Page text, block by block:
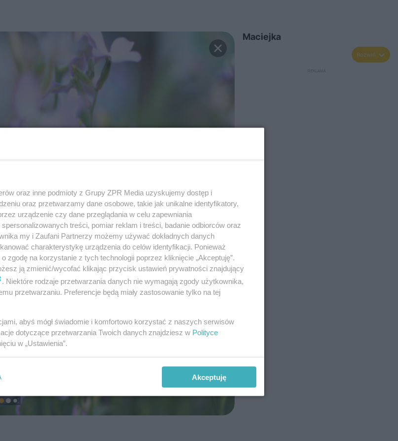
Maciejka
Rozwiń
oraz inne podmioty z Grupy ZPR Media uzyskujemy dostęp i
oraz przetwarzamy dane osobowe, takie jak unikalne identyfikatory,
urządzenie czy dane przeglądania w celu zapewniania
treści, pomiar reklam i treści, badanie odbiorców oraz
my i Zaufani Partnerzy możemy używać dokładnych danych
charakterystykę urządzenia do celów identyfikacji. Ponieważ
zgodę na korzystanie z tych technologii poprzez kliknięcie „Akceptuję”.
ją zmienić/wycofać klikając przycisk ustawień prywatności znajdujący
. Niektóre rodzaje przetwarzania danych nie wymagają zgody użytkownika,
przetwarzaniu. Preferencje będą miały zastosowanie tylko na tej
abyś mógł świadomie i komfortowo korzystać z naszych serwisów
dotyczące przetwarzania Twoich danych znajdziesz w Polityce
w „Ustawienia”.
Akceptuję